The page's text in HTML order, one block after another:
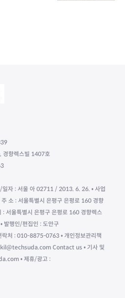
경향렉스빌 1407호
일자 : 서울 아 02711 / 2013. 6. 26. • 사업
소 : 서울특별시 은평구 은평로 160 경향
: 서울특별시 은평구 은평로 160 경향렉스
발행인/편집인 : 도안구
처 : 010-8875-0763 • 개인정보관리책
Contact us • 기사 및
• 제휴/광고 :